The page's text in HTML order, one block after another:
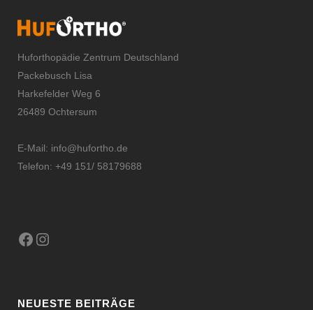
Huforthopädie Zentrum Deutschland
Packebusch Lisa
Harkefelder Weg 6
26489 Ochtersum
E-Mail: info@hufortho.de
Telefon: +49 151/ 58179688
Facebook
Instagram
NEUESTE BEITRÄGE